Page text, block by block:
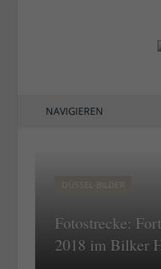
NAVIGIEREN
DÜSSEL-BILDER
Fotostrecke:
2018 im Bilker